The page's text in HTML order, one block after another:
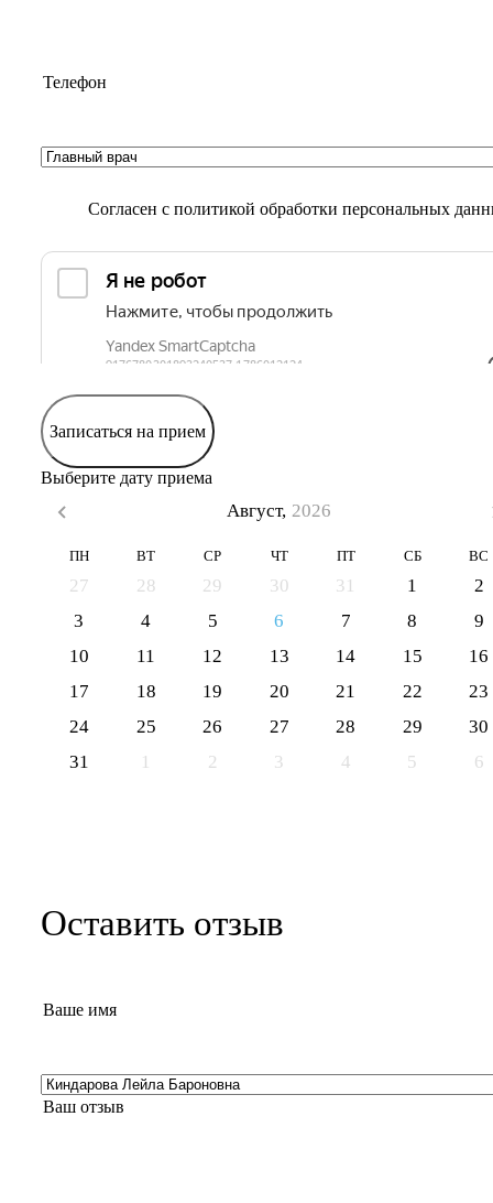
Согласен с политикой обработки персональных
Записаться на прием
Выберите дату приема
Август, 2026
ПН ВТ СР ЧТ ПТ СБ ВС
27 28 29 30 31 1
2
3
4 5 6 7 8
9
10
11 12 13 14 15
16
17
18 19 20 21 22
23
24
25 26 27 28 29
30
31
1 2 3 4 5 6
Оставить отзыв